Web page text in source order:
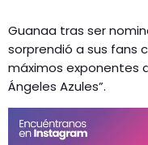
Guanaa tras ser
sorprendió a sus fans
máximos exponentes
Ángeles Azules”.